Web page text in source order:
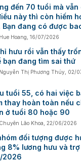
đến 70 tuổi mà
này thì còn hiếm
Bạn đang có được
Hue Hoang ,16/07/2026
hưu rồi vẫn thấy
bạn đang tìm sai thứ
Nguyễn Thị Phương Thúy 02/
tuổi 55, có hai việc
thay hoàn toàn nếu
ở tuổi 80 hoặc 90
Chuyên Lão Khoa ,22/06/2026
đối tượng được
8% lương hưu và
2026